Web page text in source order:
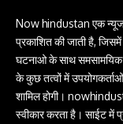
Now hindustan एक न्यूज
प्रकाशित की जाती है,
घटनाओ के साथ समसामयिक
के कुछ तत्वों में उपयोगकर्ताओं
शामिल होगी।
स्वीकार करता है। साईट में